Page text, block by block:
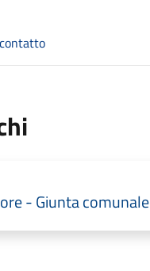
- Giunta comunale